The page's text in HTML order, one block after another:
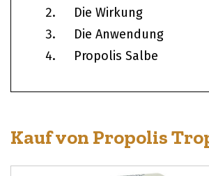
Die Wirkung
Die Anwendung
Propolis Salbe
Kauf von Propolis